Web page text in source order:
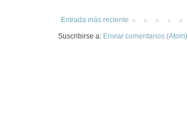
Entrada más reciente
Suscribirse a: Enviar comentarios (Atom)